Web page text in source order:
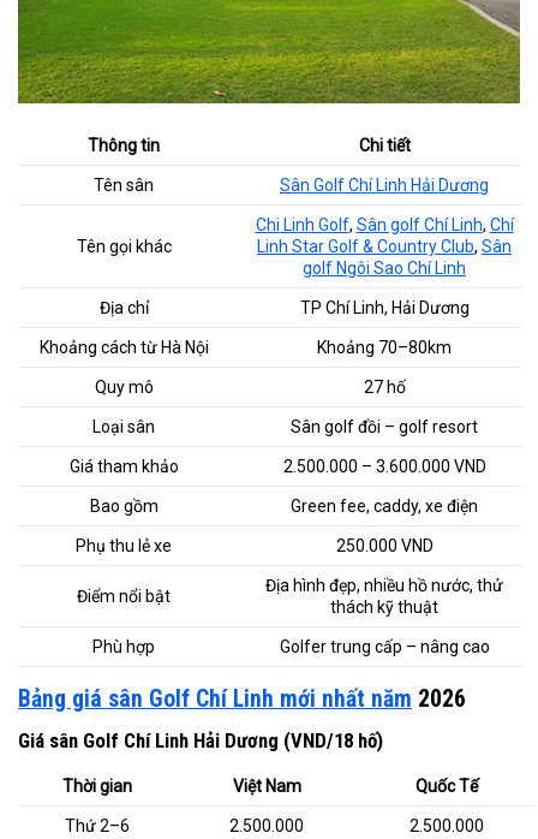
Thông tin Chi tiết
Tên sân Sân Golf Chí Linh Hải Dương
Tên gọi khác
Chi Linh Golf, Sân golf Chí Linh, Chí
Linh Star Golf & Country Club, Sân
golf Ngôi Sao Chí Linh
Địa chỉ TP Chí Linh, Hải Dương
Khoảng cách từ Hà Nội Khoảng 70–80km
Quy mô 27 hố
Loại sân Sân golf đồi – golf resort
Giá tham khảo 2.500.000 – 3.600.000 VND
Bao gồm Green fee, caddy, xe điện
Phụ thu lẻ xe 250.000 VND
Điểm nổi bật
Địa hình đẹp, nhiều hồ nước, thử
thách kỹ thuật
Phù hợp Golfer trung cấp – nâng cao
Bảng giá sân Golf Chí Linh mới nhất năm 2026
Giá sân Golf Chí Linh Hải Dương (VND/18 hố)
Thời gian Việt Nam Quốc Tế
Thứ 2–6 2.500.000 2.500.000